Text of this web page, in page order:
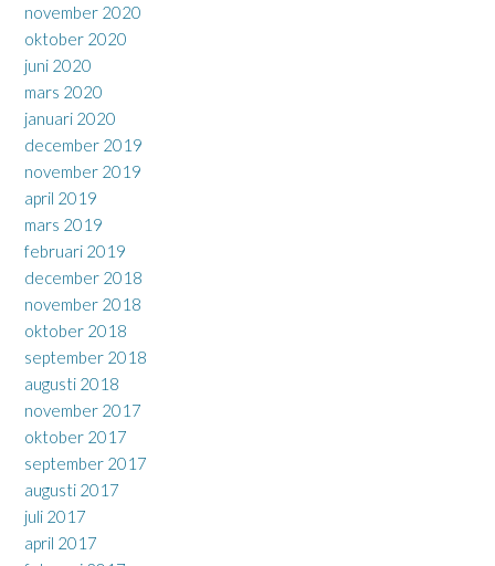
november 2020
oktober 2020
juni 2020
mars 2020
januari 2020
december 2019
november 2019
april 2019
mars 2019
februari 2019
december 2018
november 2018
oktober 2018
september 2018
augusti 2018
november 2017
oktober 2017
september 2017
augusti 2017
juli 2017
april 2017